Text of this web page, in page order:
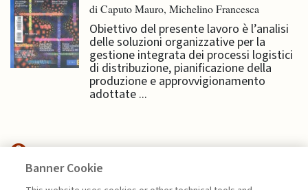
di Caputo Mauro, Michelino Francesca
Obiettivo del presente lavoro è l’analisi
delle soluzioni organizzative per la
gestione integrata dei processi logistici
di distribuzione, pianificazione della
produzione e approvvigionamento
adottate ...
MANAGEMENT TIPS
Banner Cookie